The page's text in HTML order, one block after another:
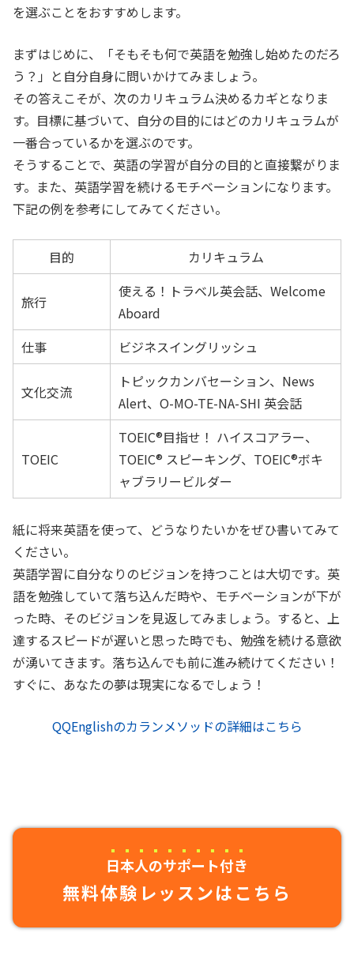
を選ぶことをおすすめします。
まずはじめに、「そもそも何で英語を勉強し始めたのだろ
う？」と自分自身に問いかけてみましょう。
その答えこそが、次のカリキュラム決めるカギとなりま
す。目標に基づいて、自分の目的にはどのカリキュラムが
一番合っているかを選ぶのです。
そうすることで、英語の学習が自分の目的と直接繋がりま
す。また、英語学習を続けるモチベーションになります。
下記の例を参考にしてみてください。
目的 カリキュラム
旅行
使える！トラベル英会話、Welcome
Aboard
仕事
ビジネスイングリッシュ
文化交流
トピックカンバセーション、News
Alert、O-MO-TE-NA-SHI 英会話
TOEIC
TOEIC®目指せ！ ハイスコアラー、
TOEIC® スピーキング、TOEIC®ボキ
ャブラリービルダー
紙に将来英語を使って、どうなりたいかをぜひ書いてみて
ください。
英語学習に自分なりのビジョンを持つことは大切です。英
語を勉強していて落ち込んだ時や、モチベーションが下が
った時、そのビジョンを見返してみましょう。すると、上
達するスピードが遅いと思った時でも、勉強を続ける意欲
が湧いてきます。落ち込んでも前に進み続けてください！
すぐに、あなたの夢は現実になるでしょう！
QQEnglishのカランメソッドの詳細はこちら
日本人のサポート付き
無料体験レッスンはこちら